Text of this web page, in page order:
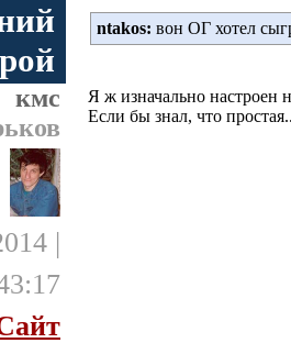
кмс
|
ntakos: вон ОГ хотел
Я ж изначально настроен
Если бы знал, что